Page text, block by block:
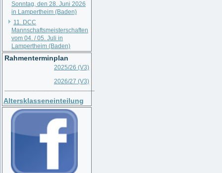
Sonntag, den 28. Juni 2026
in Lampertheim (Baden)
11. DCC
Mannschaftsmeisterschaften
vom 04. / 05. Juli in
Lampertheim (Baden)
Rahmenterminplan
2025/26 (V3)
2026/27 (V3)
Altersklasseneinteilung